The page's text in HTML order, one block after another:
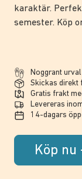
karaktär.
semester. Köp
Noggrant
Skickas direkt
Gratis frakt
Levereras
14-dagars
Köp